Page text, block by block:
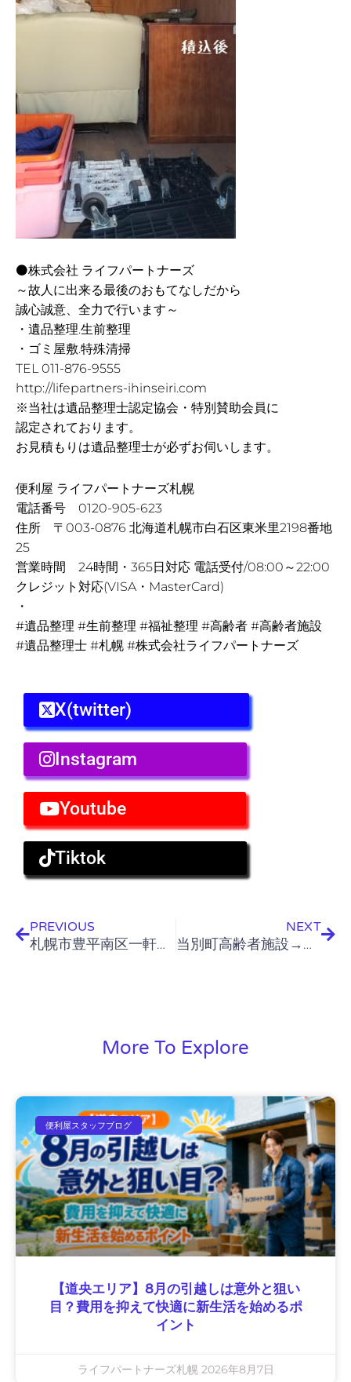
⚫株式会社 ライフパートナーズ
～故人に出来る最後のおもてなしだから
誠心誠意、全力で行います～
・遺品整理.生前整理
・ゴミ屋敷.特殊清掃
TEL 011-876-9555
http://lifepartners-ihinseiri.com
※当社は遺品整理士認定協会・特別賛助会員に
認定されております。
お見積もりは遺品整理士が必ずお伺いします。
便利屋 ライフパートナーズ札幌
電話番号 0120-905-623
住所 〒003-0876 北海道札幌市白石区東米里2198番地
25
営業時間 24時間・365日対応 電話受付/08:00～22:00
クレジット対応(VISA・MasterCard)
・
#遺品整理 #生前整理 #福祉整理 #高齢者 #高齢者施設
#遺品整理士 #札幌 #株式会社ライフパートナーズ
X(twitter)
Instagram
Youtube
Tiktok
PREVIOUS
札幌市豊平南区一軒家 引越しゴミ搬出作業
NEXT
当別町高齢者施設→江別市高齢者施設 引越し
More To Explore
便利屋スタッフブログ
【道央エリア】8月の引越しは意外と狙い
目？費用を抑えて快適に新生活を始めるポ
イント
ライフパートナーズ札幌 2026年8月7日